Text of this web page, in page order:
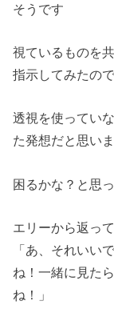
そうです
視ているものを
指示してみたの
透視を使ってい
た発想だと思い
困るかな？と思
エリーから返っ
「あ、それいい
ね！一緒に見た
ね！」